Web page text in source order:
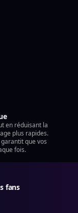
en réduisant la
plus rapides.
que vos
fois.
fans